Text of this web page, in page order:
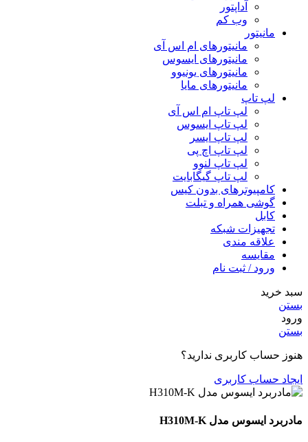
آداپتور
وب کم
مانیتور
مانیتورهای ام اس آی
مانیتورهای ایسوس
مانیتورهای یونیوو
مانیتورهای مایا
لپ تاپ
لپ تاپ ام اس آی
لپ تاپ ایسوس
لپ تاپ ایسر
لپ تاپ اچ پی
لپ تاپ لنوو
لپ تاپ گیگابایت
کامپیوترهای بدون کیس
گوشی همراه و تبلت
کابل
تجهیزات شبکه
علاقه مندی
مقایسه
ورود / ثبت نام
سبد خرید
بستن
ورود
بستن
هنوز حساب کاربری ندارید؟
ایجاد حساب کاربری
مادربرد ایسوس مدل H310M-K